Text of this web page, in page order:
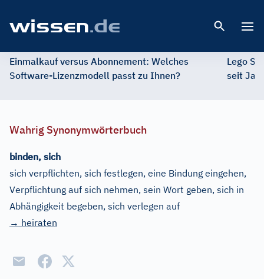
Einmalkauf versus Abonnement: Welches
Software-Lizenzmodell passt zu Ihnen?
Lego
seit
Wahrig Synonymwörterbuch
binden, sich
sich verpflichten, sich festlegen, eine Bindung eingehen,
Verpflichtung auf sich nehmen, sein Wort geben, sich in
Abhängigkeit begeben, sich verlegen auf
→ heiraten